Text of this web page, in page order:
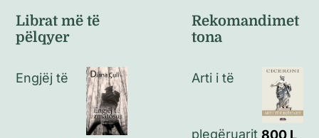
Politikat e kthimeve
Politikat e privatësisë
Librat më të
pëlqyer
Engjëj të
Rekomandimet
tona
Arti i të
pleqëruarit 800 L